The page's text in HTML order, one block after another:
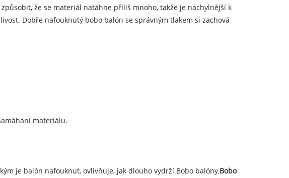
že se materiál natáhne příliš mnoho, takže je náchylnější k
Dobře nafouknutý bobo balón se správným tlakem si zachová
materiálu.
je balón nafouknut, ovlivňuje, jak dlouho vydrží Bobo balóny.Bobo